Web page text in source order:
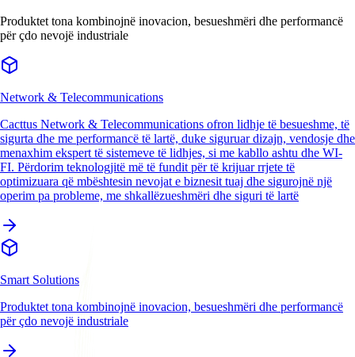
Produktet tona kombinojnë inovacion, besueshmëri dhe performancë
për çdo nevojë industriale
Network & Telecommunications
Cacttus Network & Telecommunications ofron lidhje të besueshme, të
sigurta dhe me performancë të lartë, duke siguruar dizajn, vendosje dhe
menaxhim ekspert të sistemeve të lidhjes, si me kabllo ashtu dhe WI-
FI. Përdorim teknologjitë më të fundit për të krijuar rrjete të
optimizuara që mbështesin nevojat e biznesit tuaj dhe sigurojnë një
operim pa probleme, me shkallëzueshmëri dhe siguri të lartë
Smart Solutions
Produktet tona kombinojnë inovacion, besueshmëri dhe performancë
për çdo nevojë industriale